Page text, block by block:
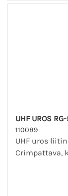
UHF UROS
110089
UHF uros
Crimpattava,